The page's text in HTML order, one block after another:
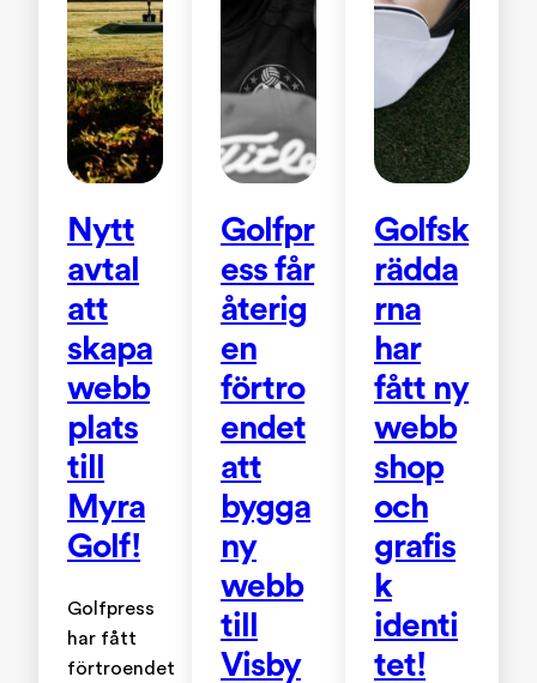
Nytt
avtal
att
skapa
webb
plats
till
Myra
Golf!
Golfpress
har fått
förtroendet
Golfpr
ess får
återig
en
förtro
endet
att
bygga
ny
webb
till
Visby
Golfsk
rädda
rna
har
fått ny
webb
shop
och
grafis
k
identi
tet!